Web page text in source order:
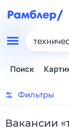
Поиск
Фильтры
Вакансии «